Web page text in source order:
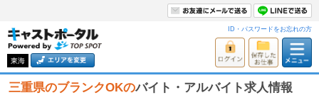
東海
ID・パスワードをお忘れの方
三重県のブランクOKのバイト・アルバイト求人情報